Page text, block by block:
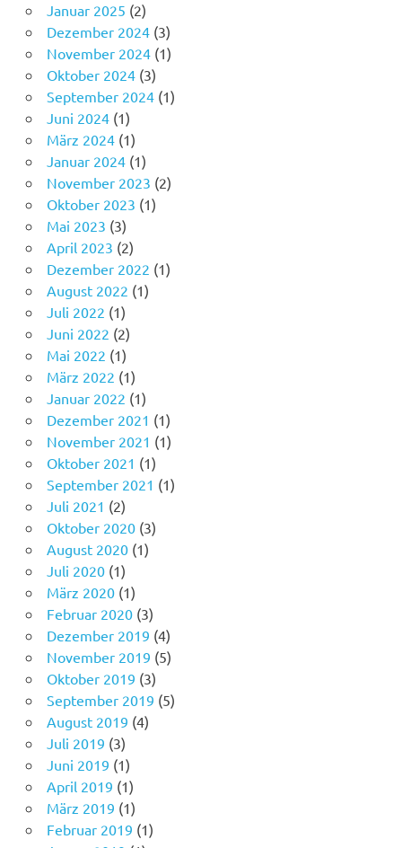
Januar 2025 (2)
Dezember 2024(3)
November 2024(1)
Oktober 2024(3)
September 2024(1)
Juni 2024(1)
März 2024(1)
Januar 2024(1)
November 2023 (2)
Oktober 2023 (1)
Mai 2023 (3)
April 2023 (2)
Dezember 2022 (1)
August 2022 (1)
Juli 2022 (1)
Juni 2022 (2)
Mai 2022 (1)
März 2022 (1)
Januar 2022 (1)
Dezember 2021 (1)
November 2021 (1)
Oktober 2021 (1)
September 2021 (1)
Juli 2021 (2)
Oktober 2020(3)
August 2020(1)
Juli 2020(1)
März 2020(1)
Februar 2020(3)
Dezember 2019 (4)
November 2019 (5)
Oktober 2019 (3)
September 2019 (5)
August 2019 (4)
Juli 2019 (3)
Juni 2019 (1)
April 2019 (1)
März 2019 (1)
Februar 2019 (1)